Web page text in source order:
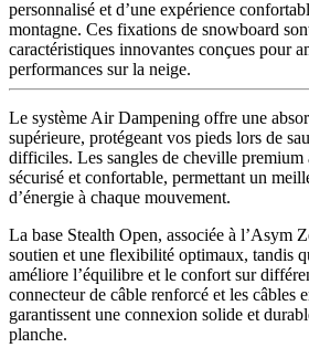
personnalisé et d’une expérience
montagne. Ces fixations de snowboard
caractéristiques innovantes conçues pour
performances sur la neige.
Le système Air Dampening offre une
supérieure, protégeant vos pieds lors de
difficiles. Les sangles de cheville premium
sécurisé et confortable, permettant un
d’énergie à chaque mouvement.
La base Stealth Open, associée à l’Asym
soutien et une flexibilité optimaux, tandis
améliore l’équilibre et le confort sur
connecteur de câble renforcé et les câbles
garantissent une connexion solide et
planche.